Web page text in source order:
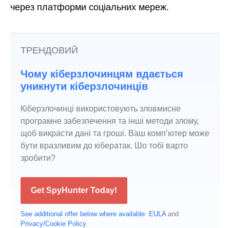
через платформи соціальних мереж.
ТРЕНДОВИЙ
Чому кіберзлочинцям вдається
уникнути кіберзлочинців
Кіберзлочинці використовують зловмисне
програмне забезпечення та інші методи злому,
щоб викрасти дані та гроші. Ваш комп’ютер може
бути вразливим до кібератак. Шо тобі варто
зробити?
Get SpyHunter Today!
See additional offer below where available. EULAand
Privacy/Cookie Policy.